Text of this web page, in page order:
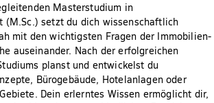
Masterstudium in
(M.Sc.) setzt du dich wissenschaftlich
mit den wichtigsten Fragen der Immobilien-
auseinander. Nach der erfolgreichen
planst und entwickelst du
Bürogebäude, Hotelanlagen oder
Dein erlerntes Wissen ermöglicht dir,